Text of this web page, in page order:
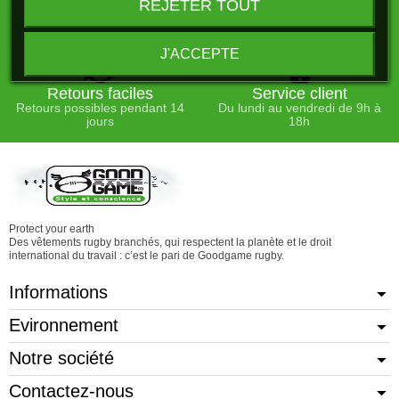
Retours faciles
Retours possibles pendant 14
jours
Service client
Du lundi au vendredi de 9h à
18h
Protect your earth
Des vêtements rugby branchés, qui respectent la planète et le droit
international du travail : c’est le pari de Goodgame rugby.
Informations
Evironnement
Notre société
Contactez-nous
REJETER TOUT
J'ACCEPTE